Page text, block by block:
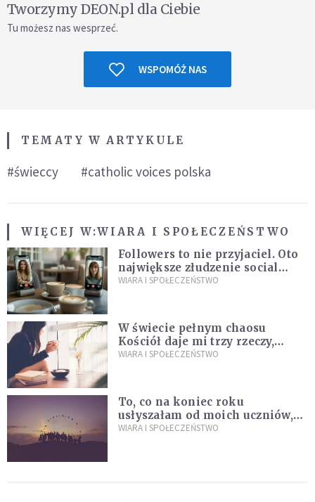
Tworzymy DEON.pl dla Ciebie
Tu możesz nas wesprzeć.
WSPOMÓŻ NAS
TEMATY W ARTYKULE
#świeccy #catholic voices polska
WIĘCEJ W:WIARA I SPOŁECZEŃSTWO
Followers to nie przyjaciel. Oto
największe złudzenie social
mediów
WIARA I SPOŁECZEŃSTWO
W świecie pełnym chaosu
Kościół daje mi trzy rzeczy,
których wszystkim dziś bardzo
WIARA I SPOŁECZEŃSTWO
To, co na koniec roku
usłyszałam od moich uczniów,
idealnie tłumaczy nową
WIARA I SPOŁECZEŃSTWO